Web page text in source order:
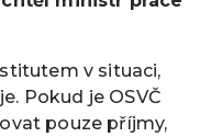
v situaci,
Pokud je OSVČ
pouze příjmy,